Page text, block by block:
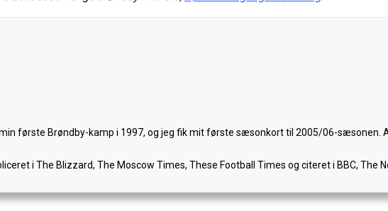
første Brøndby-kamp i 1997, og jeg fik mit første sæsonkort til 2005/06-sæsonen.
i The Blizzard, The Moscow Times, These Football Times og citeret i BBC, The